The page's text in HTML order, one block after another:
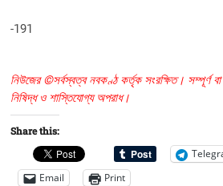
-191
নিউজের ©সর্বস্বত্ব নবকণ্ঠ কর্তৃক সংরক্ষিত। সম্পূর্ণ
নিষিদ্ধ ও শাস্তিযোগ্য অপরাধ।
Share this:
Email
Print